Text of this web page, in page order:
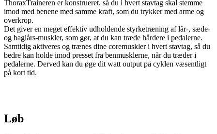
ThoraxTraineren er konstrueret, så du i hvert stavtag skal stemme
imod med benene med samme kraft, som du trykker med arme og
overkrop.
Det giver en meget effektiv udholdende styrketræning af lår-, sæde-
og baglårs-muskler, som gør, at du kan træde hårdere i pedalerne.
Samtidig aktiveres og trænes dine coremuskler i hvert stavtag, så du
bedre kan holde imod presset fra benmusklerne, når du træder i
pedalerne. Derved kan du øge dit watt output på cyklen væsentligt
på kort tid.
Løb